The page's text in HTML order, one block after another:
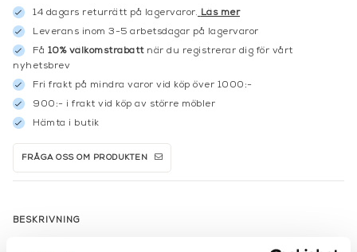
14 dagars returrätt på lagervaror. Läs mer
Leverans inom 3-5 arbetsdagar på lagervaror
Få 10% välkomstrabattnär du registrerar dig för vårt
nyhetsbrev
Fri frakt på mindra varor vid köp över 1000:-
900:- i frakt vid köp av större möbler
Hämta i butik
FRÅGA OSS OM PRODUKTEN
BESKRIVNING